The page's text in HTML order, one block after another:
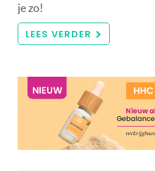
je zo!
LEES VERDER